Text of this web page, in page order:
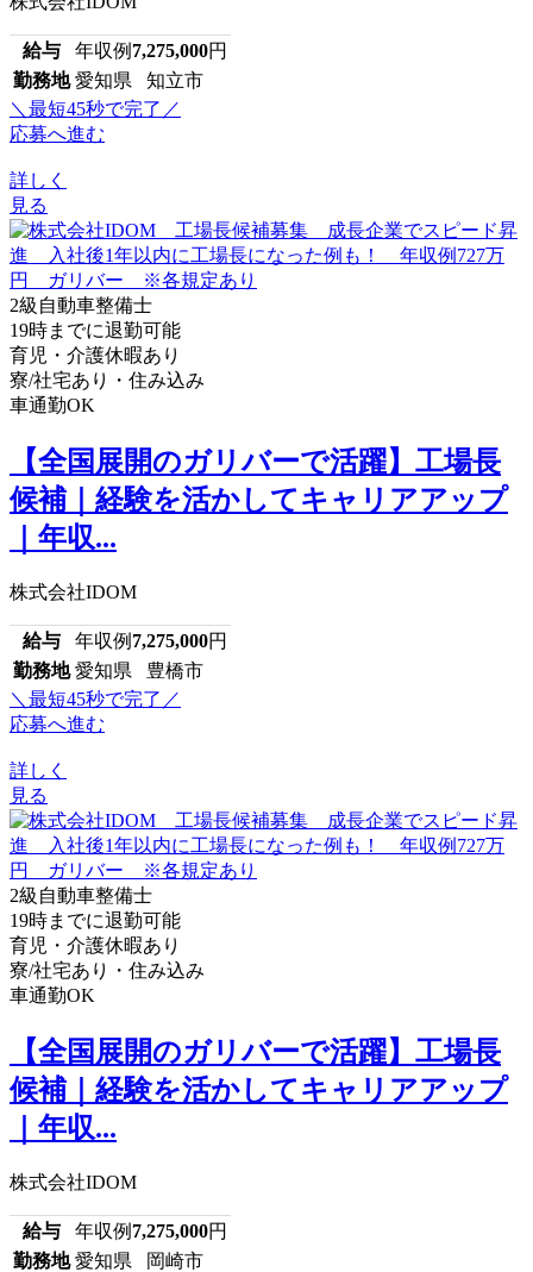
給与 年収例 7,275,000円
勤務地 愛知県 知立市
＼最短45秒で完了／
応募へ進む
詳しく
見る
2級自動車整備士
19時までに退勤可能
育児・介護休暇あり
寮/社宅あり・住み込み
車通勤OK
【全国展開のガリバーで活躍】工場長
候補｜経験を活かしてキャリアアップ
｜年収...
株式会社IDOM
給与 年収例 7,275,000円
勤務地 愛知県 豊橋市
＼最短45秒で完了／
応募へ進む
詳しく
見る
2級自動車整備士
19時までに退勤可能
育児・介護休暇あり
寮/社宅あり・住み込み
車通勤OK
【全国展開のガリバーで活躍】工場長
候補｜経験を活かしてキャリアアップ
｜年収...
株式会社IDOM
給与 年収例 7,275,000円
勤務地 愛知県 岡崎市